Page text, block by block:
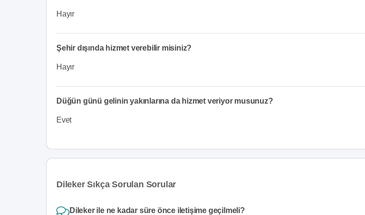
Hayır
Şehir dışında hizmet verebilir misiniz?
Hayır
Düğün günü gelinin yakınlarına da hizmet veriyor musunuz?
Evet
Dileker Sıkça Sorulan Sorular
Dileker ile ne kadar süre önce iletişime geçilmeli?